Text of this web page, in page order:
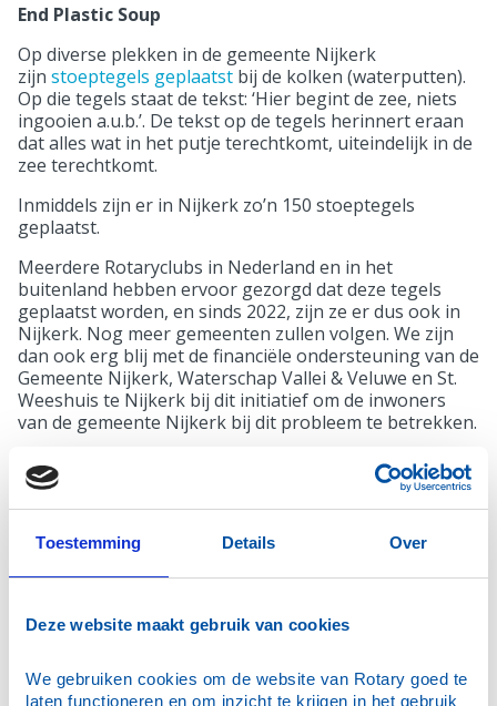
Toestemming Details Over
Deze website maakt gebruik van cookies
We gebruiken cookies om de website van Rotary goed te
laten functioneren en om inzicht te krijgen in het gebruik
End Plastic Soup
Op diverse plekken in de gemeente Nijkerk
zijn stoeptegels geplaatst bij de kolken (waterputten).
Op die tegels staat de tekst: ‘Hier begint de zee, niets
ingooien a.u.b.’. De tekst op de tegels herinnert eraan
dat alles wat in het putje terechtkomt, uiteindelijk in de
zee terechtkomt.
Inmiddels zijn er in Nijkerk zo’n 150 stoeptegels
geplaatst.
Meerdere Rotaryclubs in Nederland en in het
buitenland hebben ervoor gezorgd dat deze tegels
geplaatst worden, en sinds 2022, zijn ze er dus ook in
Nijkerk. Nog meer gemeenten zullen volgen. We zijn
dan ook erg blij met de financiële ondersteuning van de
Gemeente Nijkerk, Waterschap Vallei & Veluwe en St.
Weeshuis te Nijkerk bij dit initiatief om de inwoners
van de gemeente Nijkerk bij dit probleem te betrekken.
Lespakket en andere materialen